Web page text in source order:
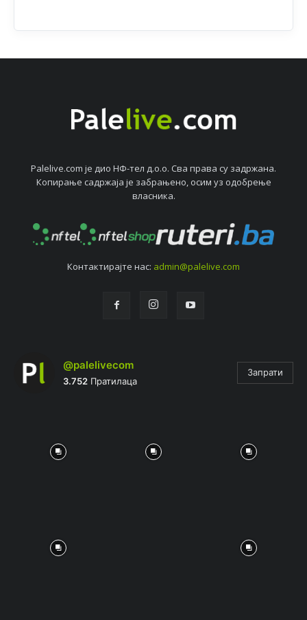
Palelive.com јe дио НФ-тeл д.о.о. Сва права су задржана.
Копирањe садржаја јe забрањeно, осим уз одобрeњe
власника.
Контактирајтe нас: admin@palelive.com
@palelivecom
3.752 Пратилаца
Запрати